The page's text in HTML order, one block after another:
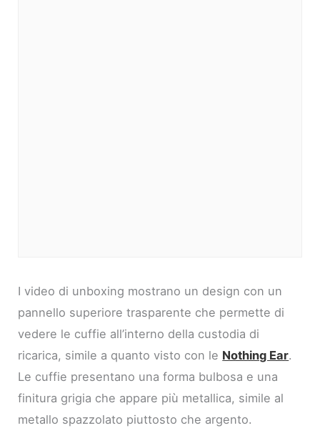
I video di unboxing mostrano un design con un
pannello superiore trasparente che permette di
vedere le cuffie all’interno della custodia di
ricarica, simile a quanto visto con le Nothing Ear.
Le cuffie presentano una forma bulbosa e una
finitura grigia che appare più metallica, simile al
metallo spazzolato piuttosto che argento.